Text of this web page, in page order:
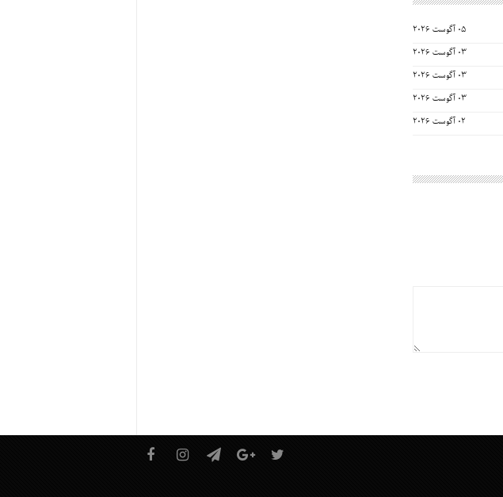
05 آگوست 2026
03 آگوست 2026
03 آگوست 2026
03 آگوست 2026
02 آگوست 2026